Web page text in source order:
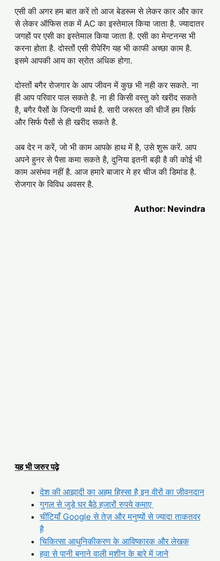
एसी की अगर हम बात करें तो आज बेडरूम से लेकर कार और कार
से लेकर ऑफिस तक में AC का इस्तेमाल किया जाता है. ज्यादातर
जगहों पर एसी का इस्तेमाल किया जाता है. एसी का मेन्टनन्स भी
करना होता है. दोस्तोंं एसी रीपेरिंग यह भी काफी अच्छा काम है.
इसमे आपकी आय का स्रोत अधिक होगा.
दोस्तोंं बगैर रोजगार के आप जीवन में कुछ भी नही कर सकते. ना
ही आप परिवार पाल सकते है. ना ही किसी वस्तु को खरीद सकते
है, बगैर पैसोंं के जिन्दगी व्यर्थ है. सारी जरूरत की चीजेंं हम सिर्फ
और सिर्फ पैसोंं से ही खरीद सकते है.
अब देर न करें, जो भी काम आपके हाथ में है, उसे शुरू करें. आप
अपने हुनर से पैसा कमा सकते है, दुनिया इतनी बड़ी है की कोई भी
काम असंभव नहीं है. आज हमारे बाजार मे हर चीज की डिमांड है.
रोजगार के विविध अवसर है.
Author: Nevindra
यह भी जरुर पढ़े
देश की आझादी का अहम हिस्सा है इन वीरों का जीवनदान
गुगल से जुड़े घर बैठे हजारों रुपये कमाए
चींटियाँ Google से तेज़ और मनुष्यों से ज्यादा ताकतवर
है
चिकित्सा आधुनिकीकरण के आविष्कारक और लेखक
हवा से पानी बनाने वाली मशीन के बारे में जाने